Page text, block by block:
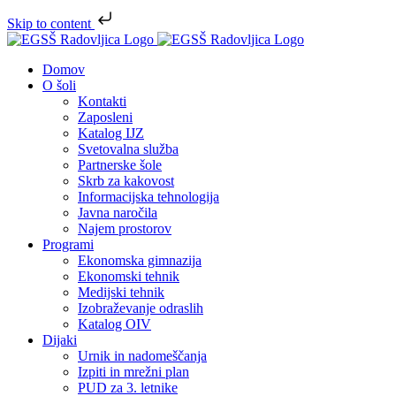
Skip to content
Skip
contentDomov
O šoli
Kontakti
Zaposleni
Katalog IJZ
Svetovalna služba
Partnerske šole
Skrb za kakovost
Informacijska tehnologija
Javna naročila
Najem prostorov
Programi
Ekonomska gimnazija
Ekonomski tehnik
Medijski tehnik
Izobraževanje odraslih
Katalog OIV
Dijaki
Urnik in nadomeščanja
Izpiti in mrežni plan
PUD za 3. letnike